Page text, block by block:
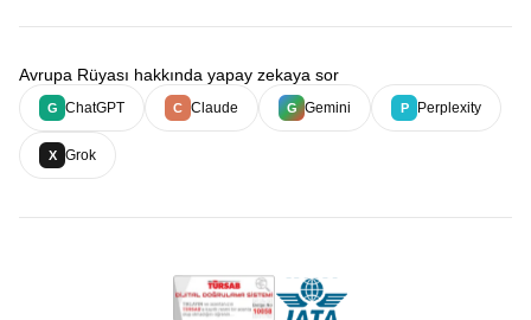
Avrupa Rüyası hakkında yapay zekaya sor
G ChatGPT C Claude G Gemini P Perplexity
X Grok